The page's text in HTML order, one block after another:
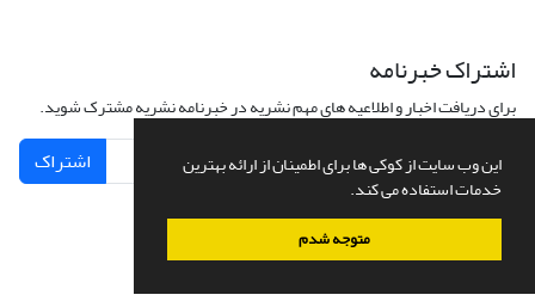
این وب سایت از کوکی ها برای اطمینان از ارائه بهترین
خدمات استفاده می کند.
متوجه شدم
اشتراک خبرنامه
برای دریافت اخبار و اطلاعیه های مهم نشریه در خبرنامه نشریه مشترک شوید.
اشتراک
سامانه مدیریت نشریات علمی.طراحی و پیاده سازی ازسیناوب